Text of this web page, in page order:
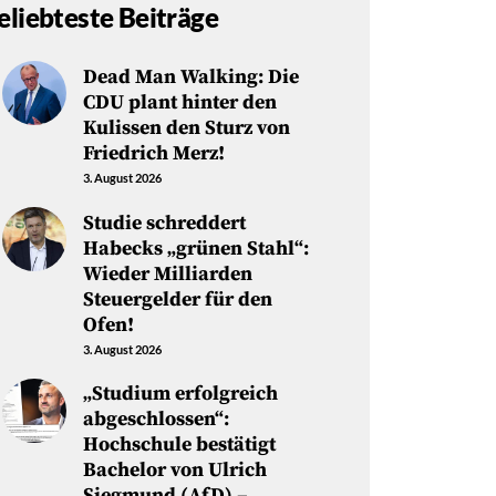
Beiträge
Dead Man Walking: Die
CDU plant hinter den
Kulissen den Sturz von
Friedrich Merz!
3. August 2026
Studie schreddert
Habecks „grünen Stahl“:
Wieder Milliarden
Steuergelder für den
Ofen!
3. August 2026
„Studium erfolgreich
abgeschlossen“:
Hochschule bestätigt
Bachelor von Ulrich